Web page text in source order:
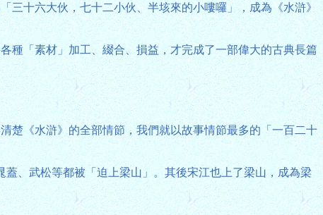
三十六大伙，七十二小伙、半垓來的小嘍囉」，成為《水滸》
種「素材」加工、綴合、損益，才完成了一部偉大的古典長篇
楚《水滸》的全部情節，我們就以故事情節最多的「一百二十
、武松等都被「迫上梁山」。其後宋江也上了梁山，成為梁